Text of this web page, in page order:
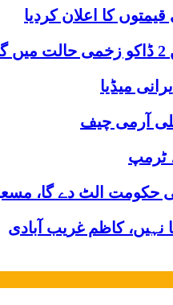
کا اعلان کردیا
میڈیا
آرمی چیف
ٹرمپ
حکومت الٹ دے گا،
کاظم غریب آبادی